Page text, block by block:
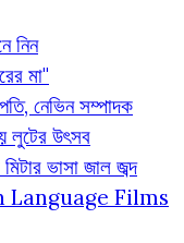
নিন
মা"
নেভিন সম্পাদক
লুটের উৎসব
ভাসা জাল জব্দ
Language Films